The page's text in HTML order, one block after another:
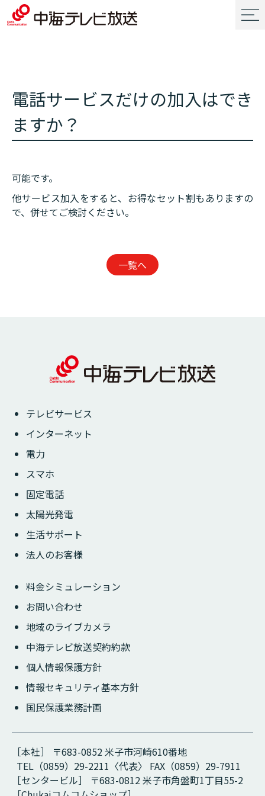
電話サービスだけの加入はでき
ますか？
可能です。
他サービス加入をすると、お得なセット割もありますの
で、併せてご検討ください。
一覧へ
テレビサービス
インターネット
電力
スマホ
固定電話
太陽光発電
生活サポート
法人のお客様
料金シミュレーション
お問い合わせ
地域のライブカメラ
中海テレビ放送契約約款
個人情報保護方針
情報セキュリティ基本方針
国民保護業務計画
［本社］ 〒683-0852 米子市河崎610番地
TEL（0859）29-2211〈代表〉 FAX（0859）29-7911
［センタービル］ 〒683-0812 米子市角盤町1丁目55-2